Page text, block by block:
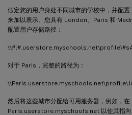
假定您的用户身处不同城市的学校中，并配置
来加以表示。您具有 London、Paris 和
配置用户存储路径：
对于 Paris，完整的路径为：
然后将这些城市分配给可用服务器，例如，在
Paris.userstore.myschools.net 以使其指向